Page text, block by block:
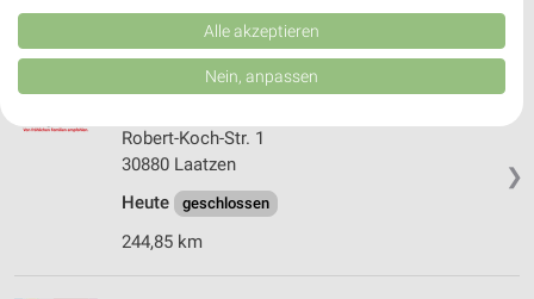
❯
Robert-Koch-Str. 1
30880 Laatzen
Heute
geschlossen
244,85 km
Kombinationen von Daten aus verschiedenen Quellen. Entwicklung und
Verbesserung der Angebote. Verwendung reduzierter Daten zur Auswahl
von Inhalten.
Daten können außerhalb der Europäischen Union weitergegeben und in die
Website/App.
Partnerliste anzeigen (1 IAB-Anbieter)
Wir nutzen Ihre Daten für folgende Zwecke:
IAB-Verarbeitungszwecke:
Alle akzeptieren
Nein, anpassen